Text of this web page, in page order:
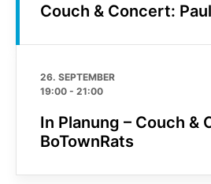
Couch & Concert:
26. SEPTEMBER
19:00 - 21:00
In Planung – Couch &
BoTownRats